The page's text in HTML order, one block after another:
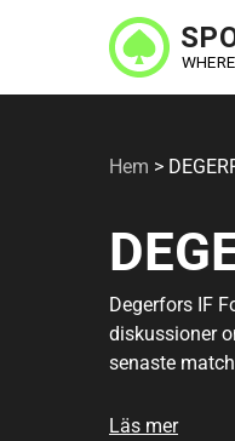
huvudinnehåll
Hem >
Degerfors IF
diskussioner
senaste
till detta
Läs mer